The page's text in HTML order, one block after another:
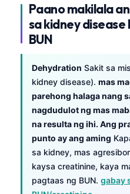
Paano makilala
sa kidney
BUN
Dehydration Sakit sa
kidney disease). mas
parehong halaga nang
nagdudulot ng mas
na resulta ng ihi. Ang
punto ay ang aming
sa kidney, mas
kaysa creatinine, kaya
pagtaas ng BUN. gabay